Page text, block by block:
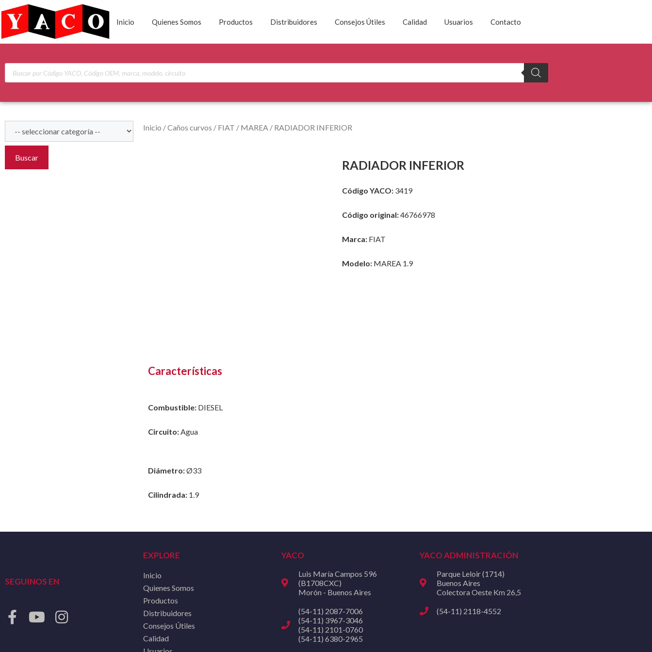
Inicio Quienes Somos Productos Distribuidores Consejos Útiles Calidad Usuarios Contacto
Buscar
Inicio /Caños curvos / FIAT / MAREA / RADIADOR INFERIOR
RADIADOR INFERIOR
Código YACO:3419
Código original:46766978
Marca:FIAT
Modelo:MAREA 1.9
Características
Combustible: DIESEL
Circuito:Agua
Diámetro:Ø33
Cilindrada: 1.9
SEGUINOS EN
EXPLORE
Inicio
Quienes Somos
Productos
Distribuidores
Consejos Útiles
Calidad
YACO
Luis María Campos 596
(B1708CXC)
Morón - Buenos Aires
(54-11) 2087-7006
(54-11) 3967-3046
(54-11) 2101-0760
(54-11) 6380-2965
YACO ADMINISTRACIÓN
Parque Leloir (1714)
Buenos Aires
Colectora Oeste Km 26,5
(54-11) 2118-4552